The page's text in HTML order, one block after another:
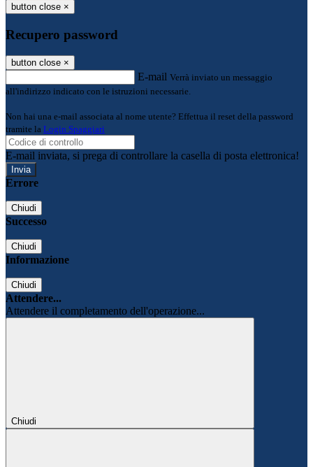
button close ×
Recupero password
button close ×
E-mail Verrà inviato un messaggio
all'indirizzo indicato con le istruzioni necessarie.
Non hai una e-mail associata al nome utente? Effettua il reset della password
tramite la Login Spaggiari
E-mail inviata, si prega di controllare la casella di posta elettronica!
Errore
Chiudi
Successo
Chiudi
Informazione
Chiudi
Attendere...
Attendere il completamento dell'operazione...
Chiudi